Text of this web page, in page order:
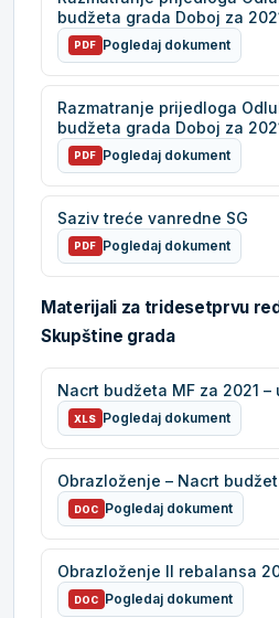
budžeta grada Doboj za
PDF Pogledaj dokument
Razmatranje prijedloga
budžeta grada Doboj za
PDF Pogledaj dokument
Saziv treće vanredne SG
PDF Pogledaj dokument
Materijali za tridesetprvu
Skupštine grada
Nacrt budžeta MF za 2021
XLS Pogledaj dokument
Obrazloženje – Nacrt
DOC Pogledaj dokument
Obrazloženje II rebalansa
DOC Pogledaj dokument